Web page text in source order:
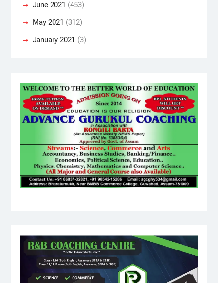
June 2021 (453)
May 2021 (312)
January 2021 (3)